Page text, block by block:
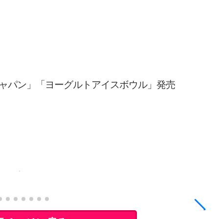
パン」「ヨーグルトアイスボウル」発売